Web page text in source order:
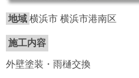
地域 横浜市 横浜市港南区
施工内容
外壁塗装・雨樋交換